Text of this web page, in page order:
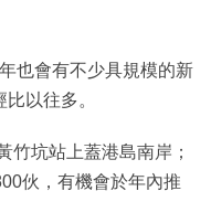
也會有不少具規模的新
以往多。
竹坑站上蓋港島南岸；
伙，有機會於年內推